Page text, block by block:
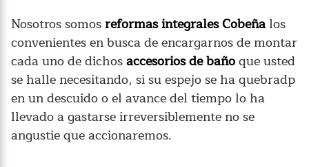
Nosotros somosreformas integrales Cobeña los
convenientes en busca de encargarnos de montar
cada uno de dichosaccesorios de bañoque usted
se halle necesitando, si su espejo se ha quebradp
en un descuido o el avance del tiempo lo ha
llevado a gastarse irreversiblemente no se
angustie que accionaremos.